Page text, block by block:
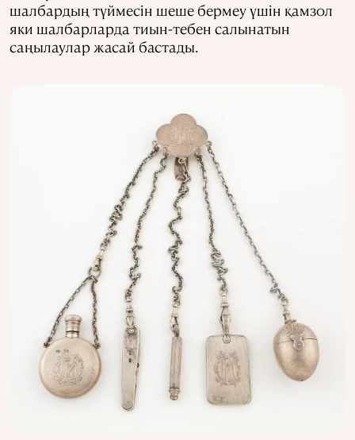
шалбардың түймесін шеше бермеу үшін қамзол
яки шалбарларда тиын-тебен салынатын
саңылаулар жасай бастады.